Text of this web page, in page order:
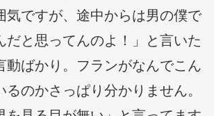
気ですが、途中からは男の僕で
だと思ってんのよ！」と言いた
動ばかり。フランがなんでこん
のかさっぱり分かりません。